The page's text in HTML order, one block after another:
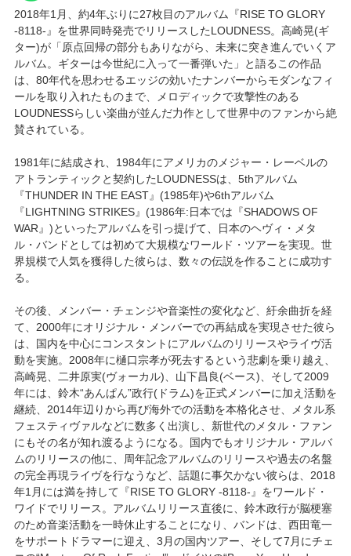
2018年1月、約4年ぶりに27枚目のアルバム『RISE TO GLORY
-8118-』を世界同時発売でリリースしたLOUDNESS。高崎晃(ギ
ター)が「原点回帰の部分もありながら、未来に突き進んでいくア
ルバム。ギターは今世紀に入って一番弾いた」と語るこの作品
は、80年代を思わせるエッジの効いたナンバーからモダンなフィ
ールを取り入れたものまで、メロディックで攻撃性のある
LOUDNESSらしい楽曲が並んだ力作として世界中のファンから絶
賛されている。
1981年に結成され、1984年にアメリカのメジャー・レーベルの
アトランティックと契約したLOUDNESSは、5thアルバム
『THUNDER IN THE EAST』(1985年)や6thアルバム
『LIGHTNING STRIKES』(1986年:日本では『SHADOWS OF
WAR』)といったアルバムを引っ提げて、日本のヘヴィ・メタ
ル・バンドとしては初めて大規模なワールド・ツアーを実現。世
界規模で人気を獲得した彼らは、数々の伝説を作ることに成功す
る。
その後、メンバー・チェンジや音楽性の変化など、紆余曲折を経
て、2000年にオリジナル・メンバーでの再結成を実現させた彼ら
は、国内を中心にコンスタントにアルバムのリリースやライヴ活
動を実施。2008年に樋口宗孝が死去するという悲劇を乗り越え、
高崎晃、二井原実(ヴォーカル)、山下昌良(ベース)、そして2009
年には、鈴木“あんぱん”政行(ドラム)を正式メンバーに加え活動を
継続、2014年辺りから再び海外での活動を本格化させ、メタル系
フェスティヴァルなどに数多く出演し、新世代のメタル・ファン
にもその名が知れ渡るようになる。国内でもオリジナル・アルバ
ムのリリースの他に、周年記念アルバムのリリースや過去の名盤
の完全再現ライヴを行なうなど、話題に事欠かない彼らは、2018
年1月には満を持して『RISE TO GLORY -8118-』をワールド・
ワイドでリリース。アルバムリリース直後に、鈴木政行が脳梗塞
のため音楽活動を一時休止することになり、バンドは、西田竜一
をサポートドラマーに迎え、3月の国内ツアー、そして7月にチェ